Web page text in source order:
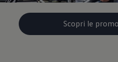
Scopri le